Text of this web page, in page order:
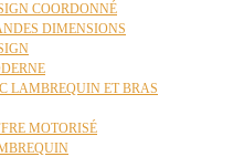
COORDONNÉ
DIMENSIONS
LAMBREQUIN ET BRAS
MOTORISÉ